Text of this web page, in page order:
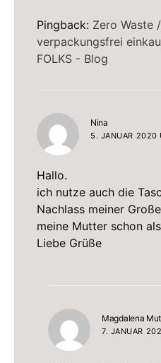
Pingback: Zero Waste
verpackungsfrei
FOLKS - Blog
Nina
5. JANUAR 2020
Hallo.
ich nutze auch die
Nachlass meiner
meine Mutter schon
Liebe Grüße
Magdalena
7. JANUAR